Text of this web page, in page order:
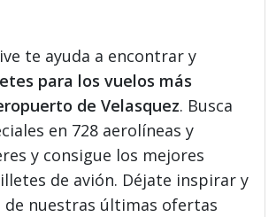
te ayuda a encontrar y
para los vuelos más
de Velasquez. Busca
en 728 aerolíneas y
y consigue los mejores
de avión. Déjate inspirar y
de nuestras últimas ofertas